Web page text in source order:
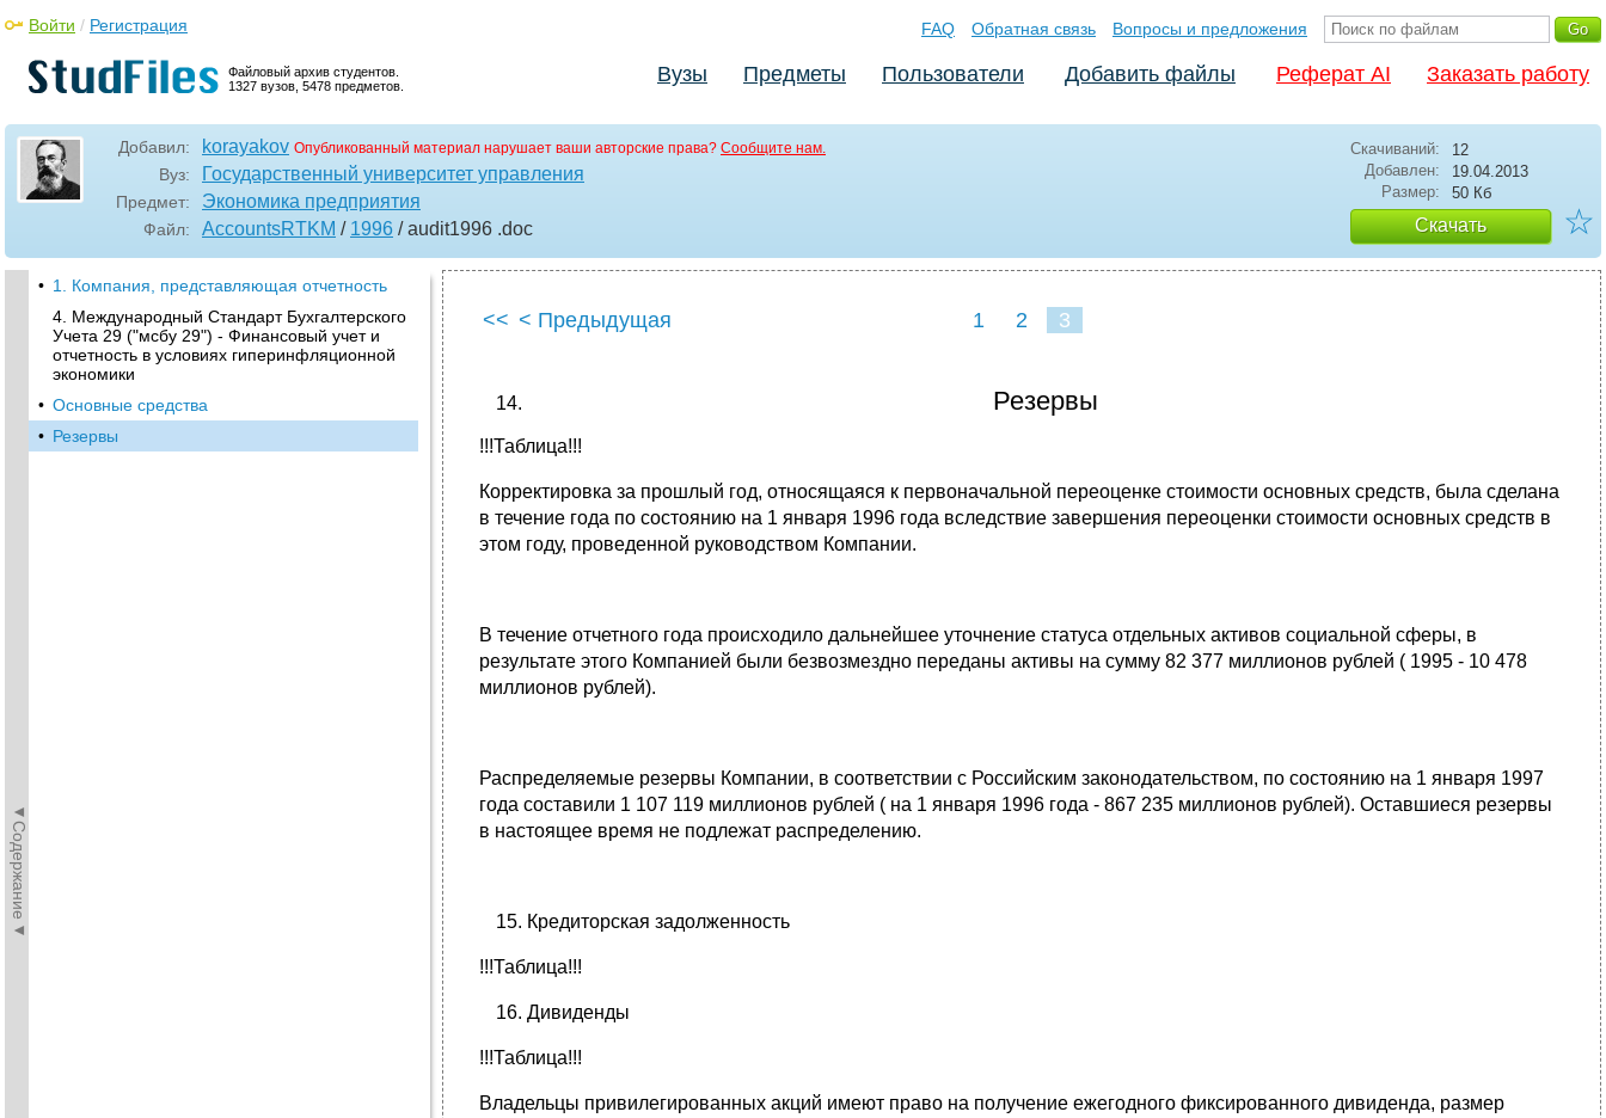
Файловый архив студентов.
1327 вузов, 5478 предметов.
Войти / Регистрация FAQ Обратная связь Вопросы и предложения
Вузы Предметы Пользователи Добавить файлы Реферат AI Заказать работу
Добавил: korayakov Опубликованный материал нарушает ваши авторские права? Сообщите нам.
Вуз: Государственный университет управления
Предмет: Экономика предприятия
Файл: AccountsRTKM / 1996 / audit1996 .doc
Скачиваний:
12
Добавлен:
19.04.2013
Размер:
50 Кб
Скачать ☆
◄Содержание◄
• 1. Компания, представляющая отчетность
4. Международный Стандарт Бухгалтерского
Учета 29 ("мсбу 29") - Финансовый учет и
отчетность в условиях гиперинфляционной
экономики
• Основные средства
• Резервы
<< < Предыдущая 1 2 3
Резервы
!!!Таблица!!!
Корректировка за прошлый год, относящаяся к первоначальной переоценке стоимости основных средств, была сделана
в течение года по состоянию на 1 января 1996 года вследствие завершения переоценки стоимости основных средств в
этом году, проведенной руководством Компании.
В течение отчетного года происходило дальнейшее уточнение статуса отдельных активов социальной сферы, в
результате этого Компанией были безвозмездно переданы активы на сумму 82 377 миллионов рублей ( 1995 - 10 478
миллионов рублей).
Распределяемые резервы Компании, в соответствии с Российским законодательством, по состоянию на 1 января 1997
года составили 1 107 119 миллионов рублей ( на 1 января 1996 года - 867 235 миллионов рублей). Оставшиеся резервы
в настоящее время не подлежат распределению.
Кредиторская задолженность
!!!Таблица!!!
Дивиденды
!!!Таблица!!!
Владельцы привилегированных акций имеют право на получение ежегодного фиксированного дивиденда, размер